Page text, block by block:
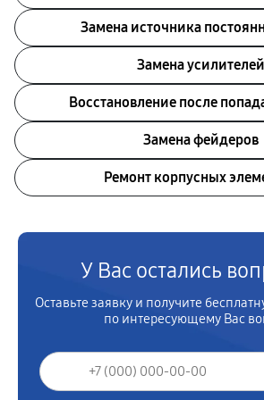
Замена источника
Замена усилителей
Восстановление после
Замена фейдеров
Ремонт корпусных
У Вас остались
Оставьте заявку и получите
по интересующему Вас